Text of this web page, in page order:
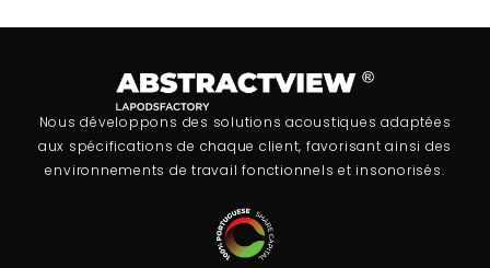
Nous développons des solutions acoustiques adaptées
aux spécifications de chaque client, favorisant ainsi des
environnements de travail fonctionnels et insonorisés.